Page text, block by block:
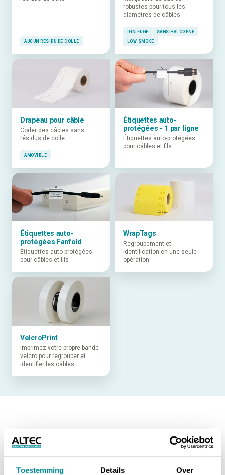
Toestemming Details Over
AUCUN RÉSIDU DE COLLE
robustes pour tous les
diamètres de câbles
IGNIFUGE
SANS HALOGÈNE
LOW SMOKE
Drapeau pour câble
Coder des câbles sans
résidus de colle
AMOVIBLE
Étiquettes auto-
protégées - 1 par ligne
Étiquettes auto-protégées
pour câbles et fils
Étiquettes auto-
protégées Fanfold
Étiquettes auto-protégées
pour câbles et fils
WrapTags
Regroupement et
identification en une seule
opération
VelcroPrint
Imprimez votre propre bande
velcro pour regrouper et
identifier les câbles